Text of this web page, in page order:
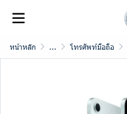
หน้าหลัก ... โทรศัพท์มือถือ